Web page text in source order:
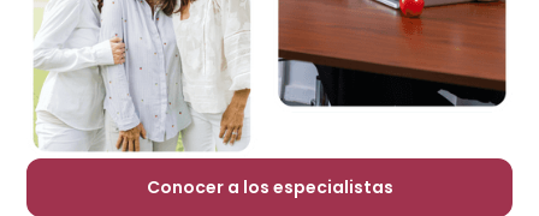
Conocer a los especialistas